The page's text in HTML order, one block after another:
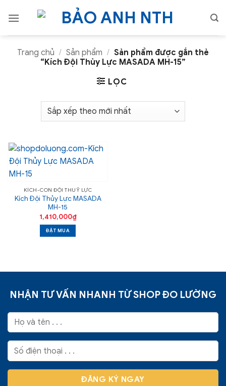
qua
Trang chủ / Sản phẩm / Sản phẩm được gắn thẻ
“Kích Đội Thủy Lực MASADA MH-15”
LỌC
KÍCH-CON ĐỘI THUỶ LỰC
Kích Đội Thủy Lực MASADA
MH-15
1,410,000₫
ĐẶT MUA
NHẬN TƯ VẤN NHANH TỪ SHOP ĐO LƯỜNG